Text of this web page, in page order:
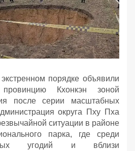
порядке объявили
провинцию Кхонкэн зоной
после серии масштабных
округа Пху Пха
ситуации в районе
парка, где среди
угодий и вблизи